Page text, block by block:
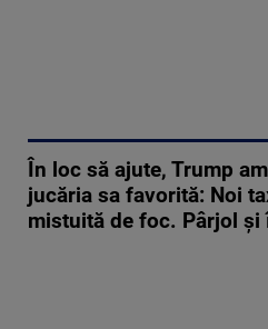
În loc să ajute, Trump
jucăria sa favorită: Noi
mistuită de foc. Pârjol și